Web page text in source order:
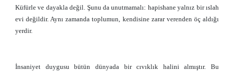
Küfürle ve dayakla değil. Şunu da unutmamalı: hapishane yalnız bir ıslah
evi değildir. Aynı zamanda toplumun, kendisine zarar verenden öç aldığı
yerdir.
İnsaniyet duygusu bütün dünyada bir cıvıklık halini almıştır. Bu